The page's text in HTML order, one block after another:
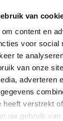
van
content en
voor social
te
van onze
adverteren
heeft verstrekt
uw gebruik